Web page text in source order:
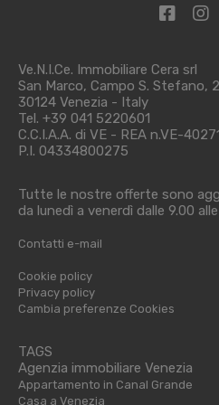
Ve.N.I.Ce. Immobiliare Cera srl
San Marco, Campo S. Stefano,
30124 Venezia - Italy
Tel. +39 041 5220601
C.C.I.A.A. di VE - REA n.VE-
P.I. 04334800275
Tutte le nostre offerte sono
da lunedì a venerdì dalle 9.00
Contatti e-mail
Cookie policy
Privacy policy
Cambia preferenze Cookies
TAGS
Agenzia immobiliare Venezia
Appartamento in Canal Grande
Casa a Venezia